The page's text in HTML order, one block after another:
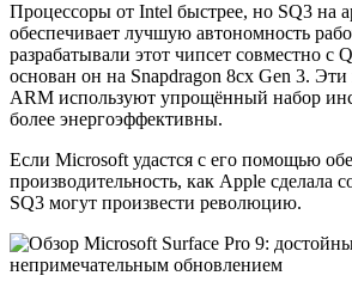
Процессоры от Intel быстрее, но SQ3 на
обеспечивает лучшую автономность
разрабатывали этот чипсет совместно с
основан он на Snapdragon 8cx Gen 3. Эти
ARM используют упрощённый набор
более энергоэффективны.
Если Microsoft удастся с его помощью
производительность, как Apple сделала
SQ3 могут произвести революцию.